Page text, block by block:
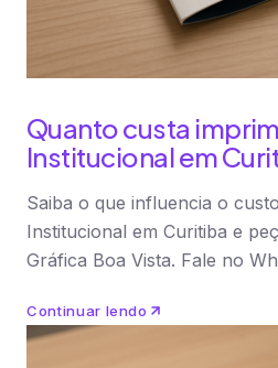
Quanto custa
Institucional em
Saiba o que influencia o
Institucional em Curitiba e
Gráfica Boa Vista. Fale no
Continuar lendo